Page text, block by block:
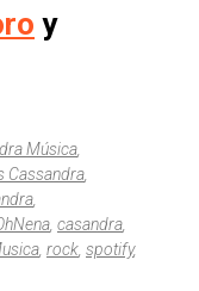
y
Música
Cassandra
casandra
rock spotify,